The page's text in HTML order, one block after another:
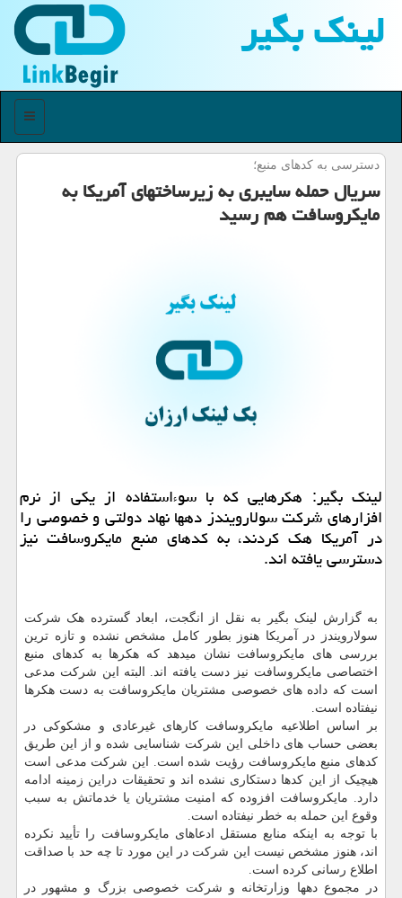
لینك بگیر
منو
دسترسی به كدهای منبع؛
سریال حمله سایبری به زیرساختهای آمریكا به
مایكروسافت هم رسید
لینک بگیر: هکرهایی که با سوءاستفاده از یکی از نرم
افزارهای شرکت سولارویندز دهها نهاد دولتی و خصوصی را
در آمریکا هک کردند، به کدهای منبع مایکروسافت نیز
دسترسی یافته اند.
به گزارش لینک بگیر به نقل از انگجت، ابعاد گسترده هک شرکت
سولارویندز در آمریکا هنوز بطور کامل مشخص نشده و تازه ترین
بررسی های مایکروسافت نشان میدهد که هکرها به کدهای منبع
اختصاصی مایکروسافت نیز دست یافته اند. البته این شرکت مدعی
است که داده های خصوصی مشتریان مایکروسافت به دست هکرها
نیفتاده است.
بر اساس اطلاعیه مایکروسافت کارهای غیرعادی و مشکوکی در
بعضی حساب های داخلی این شرکت شناسایی شده و از این طریق
کدهای منبع مایکروسافت رؤیت شده است. این شرکت مدعی است
هیچیک از این کدها دستکاری نشده اند و تحقیقات دراین زمینه ادامه
دارد. مایکروسافت افزوده که امنیت مشتریان یا خدماتش به سبب
وقوع این حمله به خطر نیفتاده است.
با توجه به اینکه منابع مستقل ادعاهای مایکروسافت را تأیید نکرده
اند، هنوز مشخص نیست این شرکت در این مورد تا چه حد با صداقت
اطلاع رسانی کرده است.
در مجموع دهها وزارتخانه و شرکت خصوصی بزرگ و مشهور در